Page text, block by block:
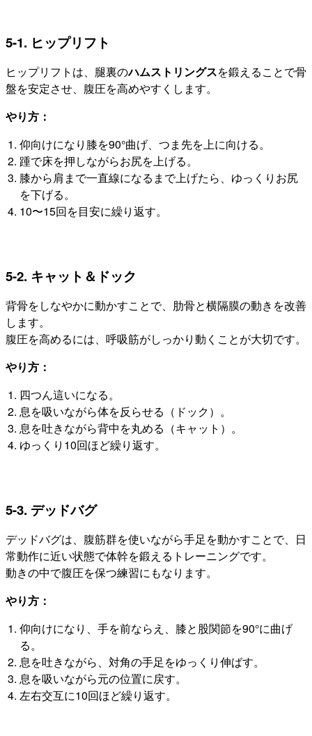
5-1. ヒップリフト
ヒップリフトは、腿裏のハムストリングスを鍛えることで骨
盤を安定させ、腹圧を高めやすくします。
やり方：
仰向けになり膝を90°曲げ、つま先を上に向ける。
踵で床を押しながらお尻を上げる。
膝から肩まで一直線になるまで上げたら、ゆっくりお尻
を下げる。
10〜15回を目安に繰り返す。
5-2. キャット＆ドック
背骨をしなやかに動かすことで、肋骨と横隔膜の動きを改善
します。
腹圧を高めるには、呼吸筋がしっかり動くことが大切です。
やり方：
四つん這いになる。
息を吸いながら体を反らせる（ドック）。
息を吐きながら背中を丸める（キャット）。
ゆっくり10回ほど繰り返す。
5-3. デッドバグ
デッドバグは、腹筋群を使いながら手足を動かすことで、日
常動作に近い状態で体幹を鍛えるトレーニングです。
動きの中で腹圧を保つ練習にもなります。
やり方：
仰向けになり、手を前ならえ、膝と股関節を90°に曲げ
る。
息を吐きながら、対角の手足をゆっくり伸ばす。
息を吸いながら元の位置に戻す。
左右交互に10回ほど繰り返す。